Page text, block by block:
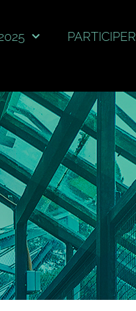
PARTICIPER